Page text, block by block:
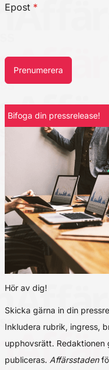
Epost *
Prenumerera
Bifoga din pressrelease!
Hör av dig!
Skicka gärna in din
Inkludera rubrik, ingress,
upphovsrätt. Redaktionen
publiceras. Affärsstaden